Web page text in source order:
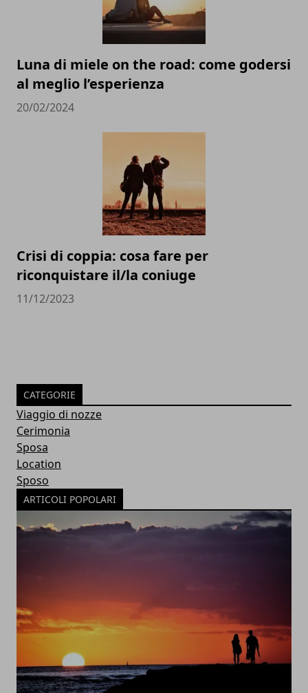
Luna di miele on the road: come godersi
al meglio l’esperienza
20/02/2024
Crisi di coppia: cosa fare per
riconquistare il/la coniuge
11/12/2023
CATEGORIE
Viaggio di nozze
Cerimonia
Sposa
Location
Sposo
ARTICOLI POPOLARI